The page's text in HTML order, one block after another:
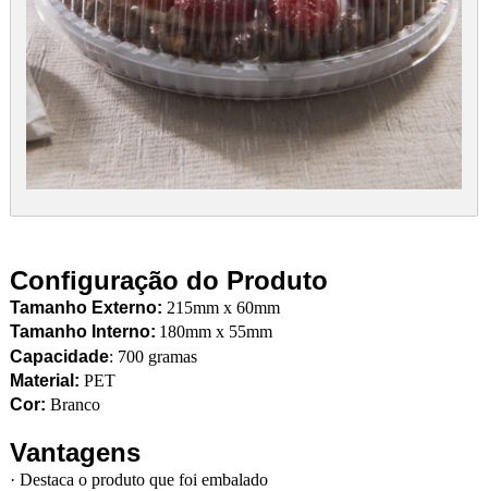
Configuração do Produto
Tamanho Externo: 215mm x 60mm
Tamanho Interno: 180mm x 55mm
Capacidade: 700 gramas
Material: PET
Cor: Branco
Vantagens
· Destaca o produto que foi embalado